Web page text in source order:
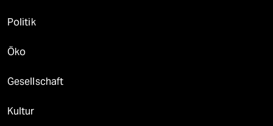
Politik
Öko
Gesellschaft
Kultur